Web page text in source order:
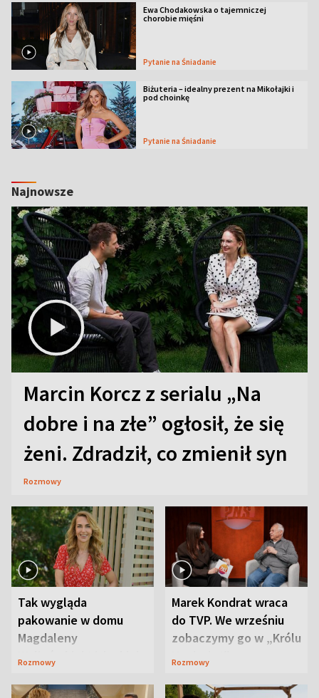
Ewa Chodakowska o tajemniczej
chorobie mięśni
Pytanie na Śniadanie
Biżuteria – idealny prezent na Mikołajki i
pod choinkę
Pytanie na Śniadanie
Najnowsze
Marcin Korcz z serialu „Na
dobre i na złe” ogłosił, że się
żeni. Zdradził, co zmienił syn
Rozmowy
Tak wygląda
pakowanie w domu
Magdaleny
Waligórskiej-Lisieckiej.
Rozmowy
Marek Kondrat wraca
do TVP. We wrześniu
zobaczymy go w „Królu
Maciusiu I”
Rozmowy